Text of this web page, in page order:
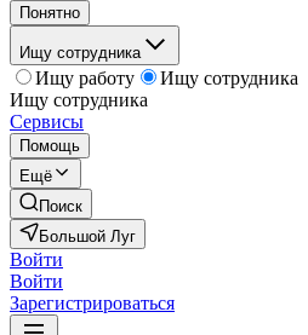
Понятно
Ищу сотрудника
Ищу работу
Ищу сотрудника
Ищу сотрудника
Сервисы
Помощь
Ещё
Поиск
Большой Луг
Войти
Войти
Зарегистрироваться